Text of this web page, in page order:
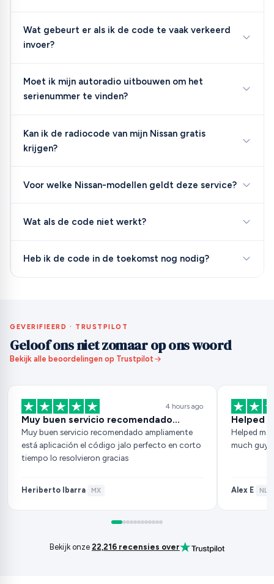
Wat gebeurt er als ik de code te vaak verkeerd
invoer?
Moet ik mijn autoradio uitbouwen om het
serienummer te vinden?
Kan ik de radiocode van mijn Nissan gratis
krijgen?
Voor welke Nissan-modellen geldt deze service?
Wat als de code niet werkt?
Heb ik de code in de toekomst nog nodig?
GEVERIFIEERD · TRUSTPILOT
Geloof ons niet zomaar op ons woord
Bekijk alle beoordelingen op Trustpilot
4 hours ago
Muy buen servicio recomendado…
Muy buen servicio recomendado ampliamente
está aplicación el código jalo perfecto en corto
tiempo lo resolvieron gracias
Heriberto Ibarra· MX
Helped
Helped me
much guys!
Alex E· NL
Bekijk onze 22,216 recensies over